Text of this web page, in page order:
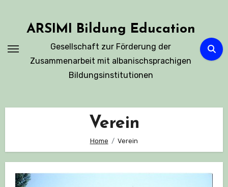
contentARSIMI Bildung Education
Gesellschaft zur Förderung der
Zusammenarbeit mit albanischsprachigen
Bildungsinstitutionen
Verein
Home Verein